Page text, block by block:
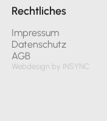
Rechtliches
Impressum
Datenschutz
AGB
Webdesign by INSYNC